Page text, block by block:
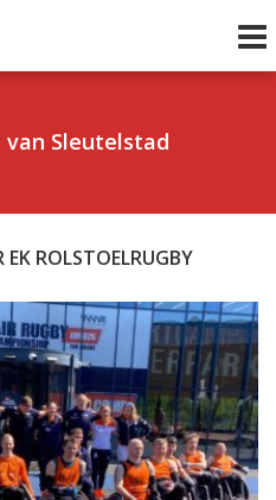
van Sleutelstad
Volgend uur
ROLSTOELRUGBY